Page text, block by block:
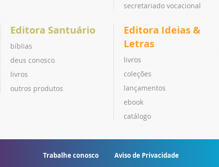
secretariado vocacional
Editora Santuário
bíblias
deus conosco
livros
outros produtos
Editora Ideias &
Letras
livros
coleções
lançamentos
ebook
catálogo
Trabalhe conosco Aviso de Privacidade